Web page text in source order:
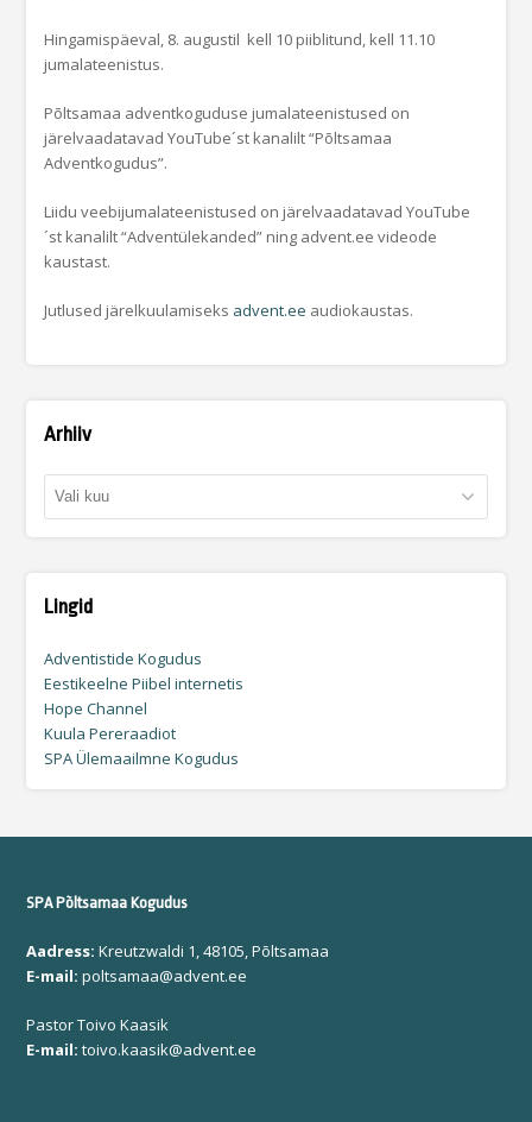
Hingamispäeval, 8. augustil kell 10 piiblitund, kell 11.10
jumalateenistus.
Põltsamaa adventkoguduse jumalateenistused on
järelvaadatavad YouTube´st kanalilt “Põltsamaa
Adventkogudus”.
Liidu veebijumalateenistused on järelvaadatavad YouTube
´st kanalilt “Adventülekanded” ning advent.ee videode
kaustast.
Jutlused järelkuulamiseks advent.ee audiokaustas.
Arhiiv
Arhiiv
Lingid
Adventistide Kogudus
Eestikeelne Piibel internetis
Hope Channel
Kuula Pereraadiot
SPA Ülemaailmne Kogudus
SPA Põltsamaa Kogudus
Aadress: Kreutzwaldi 1, 48105, Põltsamaa
E-mail: poltsamaa@advent.ee
Pastor Toivo Kaasik
E-mail: toivo.kaasik@advent.ee